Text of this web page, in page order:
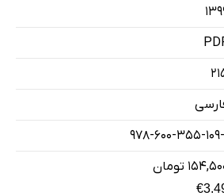
و هورمونی
هنگام فعالیت ورزشی
978-600-355-109-
تومان